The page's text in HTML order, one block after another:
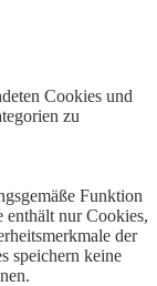
Cookies und
zu
Funktion
enthält nur Cookies,
der
speichern keine